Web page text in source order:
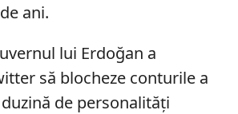
ani.
lui Erdoğan a
să blocheze conturile a
de personalități